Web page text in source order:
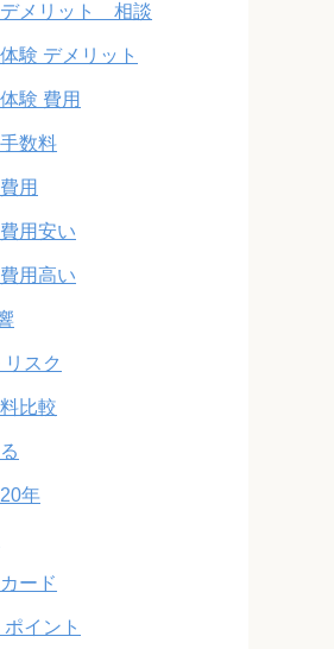
デメリット 相談
験 デメリット
験 費用
数料
用
用安い
用高い
スク
比較
年
ード
イント